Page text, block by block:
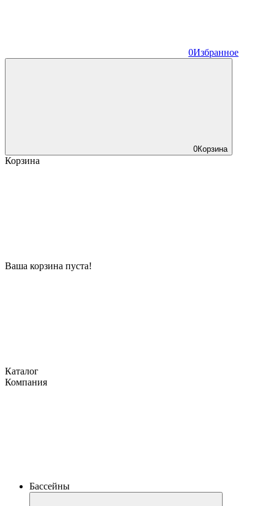
0Избранное
0Корзина
Корзина
Ваша корзина пуста!
Каталог
Компания
Бассейны